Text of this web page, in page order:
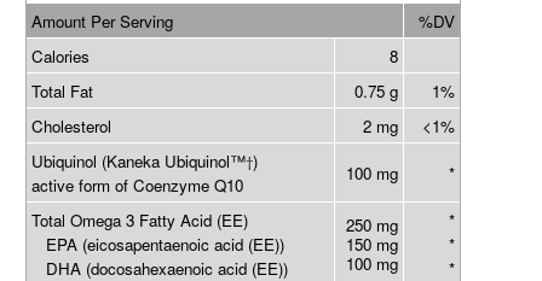
Amount Per Serving
%DV
Calories
8
Total Fat
0.75 g
1%
Cholesterol
2 mg
<1%
Ubiquinol (Kaneka Ubiquinol™†)
active form of Coenzyme Q10
100 mg *
Total Omega 3 Fatty Acid (EE)
EPA (eicosapentaenoic acid (EE))
DHA (docosahexaenoic acid (EE))
250 mg
150 mg
100 mg
*
*
*